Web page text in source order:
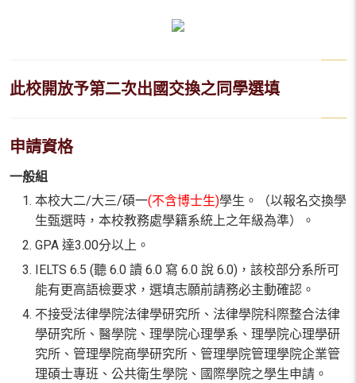
此校開放予第二次出國交換之同學選填
申請資格
一般組
本校大二/大三/碩一(不含博士生)學生。（以報名交換學
生甄選時，本校教務處學籍系統上之年級為準）。
GPA 達3.00分以上。
IELTS 6.5 (聽 6.0 讀 6.0 寫 6.0 說 6.0)，該校部分系所可
能有更高語檢要求，選填志願前請務必主動確認。
不接受法律學院法律學研究所、法律學院科際整合法律
學研究所、醫學院、理學院心理學系、理學院心理學研
究所、管理學院商學研究所、管理學院管理學院企業管
理碩士專班、公共衛生學院、國際學院之學生申請。